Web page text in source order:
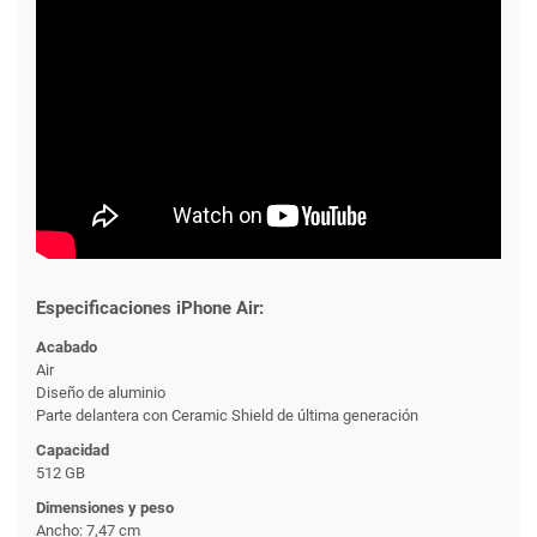
Especificaciones iPhone Air:
Acabado
Air
Diseño de aluminio
Parte delantera con Ceramic Shield de última generación
Capacidad
512 GB
Dimensiones y peso
Ancho: 7,47 cm